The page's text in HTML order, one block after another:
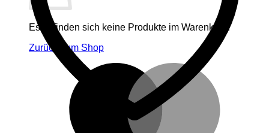
Es befinden sich keine Produkte im Warenkorb.
Zurück zum Shop